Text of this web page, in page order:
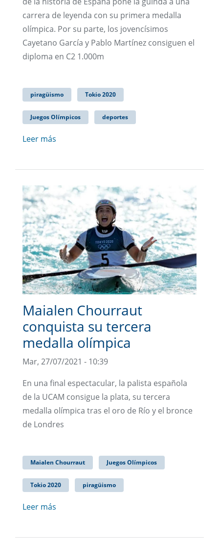
carrera de leyenda con su primera medalla
olímpica. Por su parte, los jovencísimos
Cayetano García y Pablo Martínez consiguen el
diploma en C2 1.000m
piragüismo Tokio 2020
Juegos Olímpicos deportes
Leer más
Maialen Chourraut
conquista su tercera
medalla olímpica
Mar, 27/07/2021 - 10:39
En una final espectacular, la palista española
de la UCAM consigue la plata, su tercera
medalla olímpica tras el oro de Río y el bronce
de Londres
Maialen Chourraut Juegos Olímpicos
Tokio 2020 piragüismo
Leer más